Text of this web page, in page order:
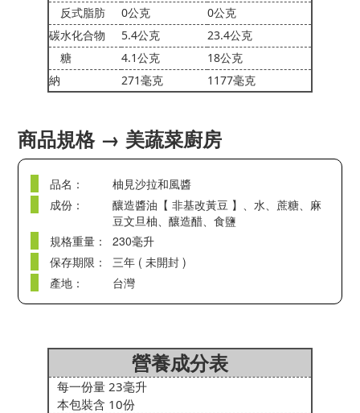
反式脂肪
0公克
0公克
碳水化合物
5.4公克
23.4公克
糖
4.1公克
18公克
納
271毫克 1177毫克
商品規格 → 美蔬菜廚房
品名：
柚見沙拉和風醬
成份：
釀造醬油【 非基改黃豆 】、水、蔗糖、麻
豆文旦柚、釀造醋、食鹽
規格重量：
230毫升
保存期限：
三年 ( 未開封 )
產地：
台灣
營養成分表
每一份量 23毫升
本包裝含 10份